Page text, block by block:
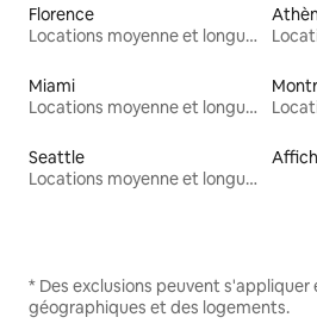
Florence
Locations moyenne et longue durée
Miami
Locations moyenne et longue durée
Seattle
Locations moyenne et longue durée
* Des exclusions peuvent s'appliquer
géographiques et des logements.